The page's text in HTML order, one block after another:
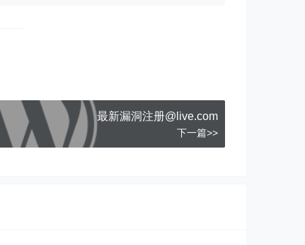
最新漏洞注册@live.com
下一篇>>